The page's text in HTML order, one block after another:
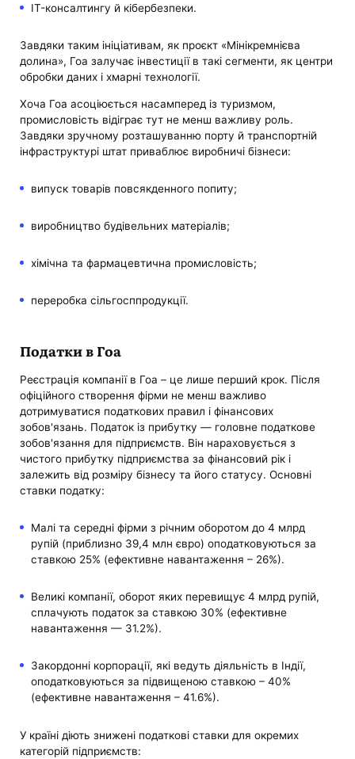
IT-консалтингу й кібербезпеки.
Завдяки таким ініціативам, як проєкт «Мінікремнієва
долина», Гоа залучає інвестиції в такі сегменти, як центри
обробки даних і хмарні технології.
Хоча Гоа асоціюється насамперед із туризмом,
промисловість відіграє тут не менш важливу роль.
Завдяки зручному розташуванню порту й транспортній
інфраструктурі штат приваблює виробничі бізнеси:
випуск товарів повсякденного попиту;
виробництво будівельних матеріалів;
хімічна та фармацевтична промисловість;
переробка сільгосппродукції.
Податки в Гоа
Реєстрація компанії в Гоа – це лише перший крок. Після
офіційного створення фірми не менш важливо
дотримуватися податкових правил і фінансових
зобов'язань. Податок із прибутку — головне податкове
зобов'язання для підприємств. Він нараховується з
чистого прибутку підприємства за фінансовий рік і
залежить від розміру бізнесу та його статусу. Основні
ставки податку:
Малі та середні фірми з річним оборотом до 4 млрд
рупій (приблизно 39,4 млн євро) оподатковуються за
ставкою 25% (ефективне навантаження – 26%).
Великі компанії, оборот яких перевищує 4 млрд рупій,
сплачують податок за ставкою 30% (ефективне
навантаження — 31.2%).
Закордонні корпорації, які ведуть діяльність в Індії,
оподатковуються за підвищеною ставкою – 40%
(ефективне навантаження – 41.6%).
У країні діють знижені податкові ставки для окремих
категорій підприємств: